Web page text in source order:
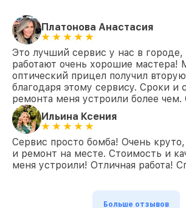
Платонова Анастасия
Это лучший сервис у нас в городе,
работают очень хорошие мастера!
оптический прицел получил
благодаря этому сервису. Сроки и
ремонта меня устроили более чем.
Ильина Ксения
Сервис просто бомба! Очень
и ремонт на месте. Стоимость и
меня устроили! Отличная работа!
Больше отзывов